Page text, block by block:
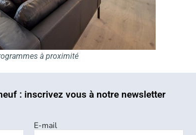
à proximité
: inscrivez vous à notre newsletter
E-mail